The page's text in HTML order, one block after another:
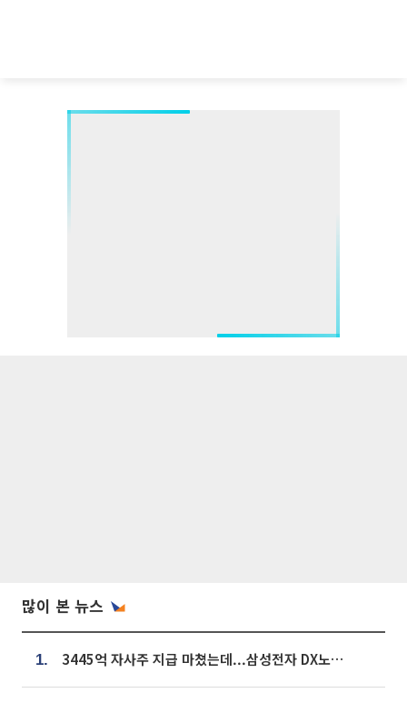
많이 본 뉴스
1. 3445억 자사주 지급 마쳤는데...삼성전자 DX노조, 뒤늦은 '떼쓰기 집회'